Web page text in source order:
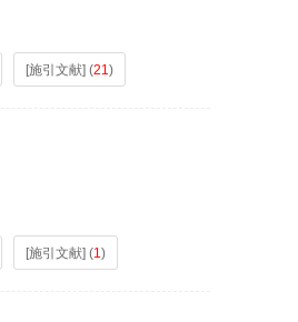
[施引文献] (21 )
[施引文献] (1 )